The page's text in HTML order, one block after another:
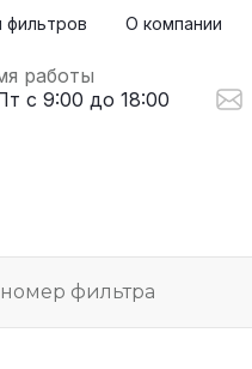
фильтров О компании
работы
с 9:00 до 18:00